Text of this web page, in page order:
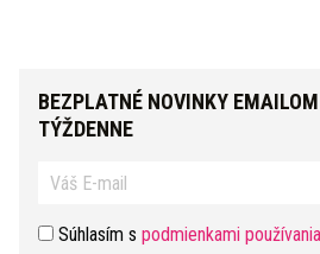
BEZPLATNÉ NOVINKY
TÝŽDENNE
Súhlasím s podmienkami používania